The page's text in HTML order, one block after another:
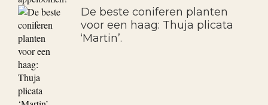
eigen appelboom. Grote keuze
appelbomen!